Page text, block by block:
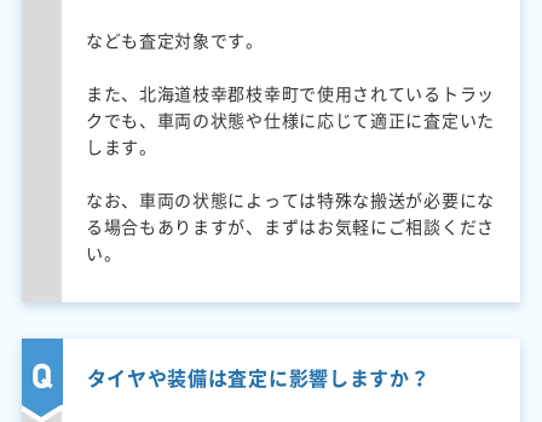
なども査定対象です。
また、北海道枝幸郡枝幸町で使用されているトラッ
クでも、車両の状態や仕様に応じて適正に査定いた
します。
なお、車両の状態によっては特殊な搬送が必要にな
る場合もありますが、まずはお気軽にご相談くださ
い。
タイヤや装備は査定に影響しますか？